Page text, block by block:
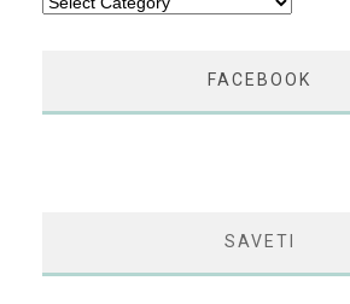
FACEBOOK
SAVETI